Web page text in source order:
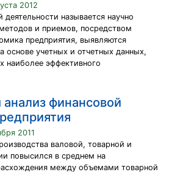
2012
называется научно
и приемов, посредством
предприятия, выявляются
основе учетных и отчетных данных,
наиболее эффективного
финансовой
2011
валовой, товарной и
повысился в среднем на
между объемами товарной